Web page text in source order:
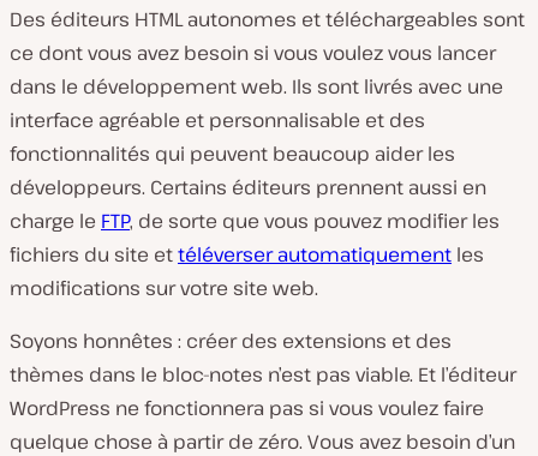
Des éditeurs HTML autonomes et téléchargeables sont
ce dont vous avez besoin si vous voulez vous lancer
dans le développement web. Ils sont livrés avec une
interface agréable et personnalisable et des
fonctionnalités qui peuvent beaucoup aider les
développeurs. Certains éditeurs prennent aussi en
charge le FTP, de sorte que vous pouvez modifier les
fichiers du site ettéléverser automatiquement les
modifications sur votre site web.
Soyons honnêtes : créer des extensions et des
thèmes dans le bloc-notes n’est pas viable. Et l’éditeur
WordPress ne fonctionnera pas si vous voulez faire
quelque chose à partir de zéro. Vous avez besoin d’un